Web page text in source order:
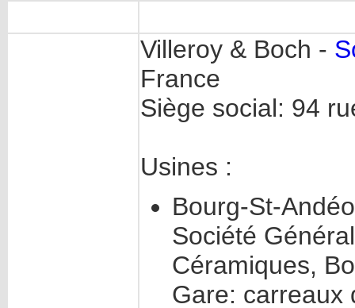
Villeroy & Boch -
France
Siège social: 94
Usines :
Bourg-St-
Société
Céramiques,
Gare: carreaux